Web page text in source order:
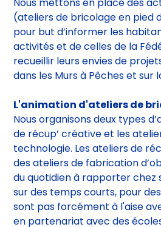
La mobilisation habitante
Nous mettons en place des
(ateliers de bricolage en pied
pour but d’informer les
activités et de celles de la
recueillir leurs envies de
L'animation d'ateliers de
Nous organisons deux types
de récup’ créative et les
technologie. Les ateliers de
des ateliers de fabrication
du quotidien à rapporter chez
sur des temps courts, pour